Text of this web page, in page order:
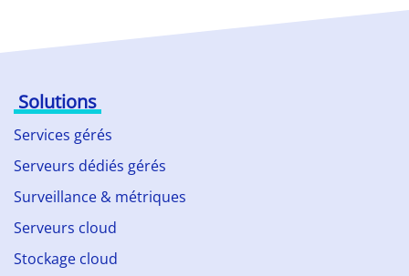
Solutions
Services gérés
Serveurs dédiés gérés
Surveillance & métriques
Serveurs cloud
Stockage cloud